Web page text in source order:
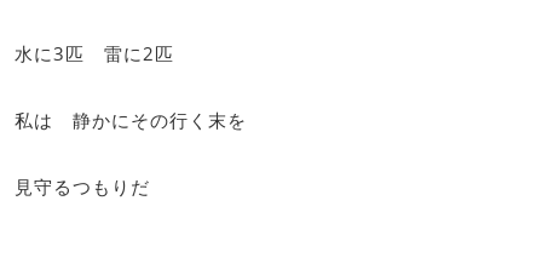
水に3匹 雷に2匹
私は 静かにその行く末を
見守るつもりだ